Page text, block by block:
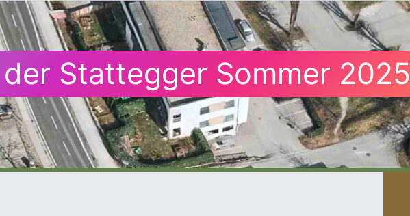
Stattegger Sommer 2025